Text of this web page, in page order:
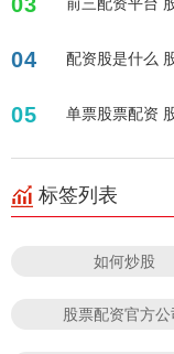
04 配资股是什么
05 单票股票配资
标签列表
如何炒股
股票配资官方公